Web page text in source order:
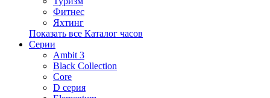
Фитнес
Яхтинг
Показать все Каталог часов
Серии
Ambit 3
Black Collection
Core
D серия